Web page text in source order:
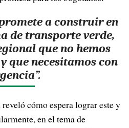
a construir en
de transporte verde,
que no hemos
que necesitamos con
cómo espera lograr este y
en el tema de